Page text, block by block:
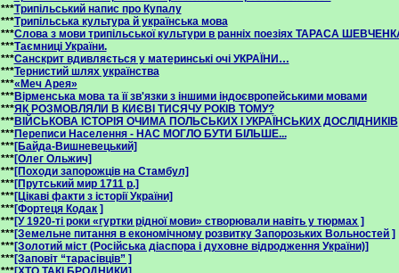
***Трипільський напис про Купалу
***Трипільська культура й українська мова
***Слова з мови трипільської культури в ранніх поезіях ТАРАСА
***Таємниці України.
***Санскрит вдивляється у материнські очі УКРАЇНИ…
***Тернистий шлях українства
***«Меч Арея»
***Вірменська мова та її зв'язки з іншими індоєвропейськими мовами
***ЯК РОЗМОВЛЯЛИ В КИЄВІ ТИСЯЧУ РОКІВ ТОМУ?
***ВIЙСЬКОВА IСТОРIЯ ОЧИМА ПОЛЬСЬКИX I УКРАЇНСЬКИX ДОСЛIДНИКIВ
***Переписи Населення - НАС МОГЛО БУТИ БІЛЬШЕ...
***[Байда-Вишневецький]
***[Олег Ольжич]
***[Походи запорожців на Стамбул]
***[Прутський мир 1711 р.]
***[Цікаві факти з історії України]
***[Фортеця Кодак ]
***[У 1920-тi роки «гуртки рідної мови» створювали навіть у тюрмах ]
***[Земельне питання в економічному розвитку Запорозьких Вольностей ]
***[Золотий міст (Російська діаспора і духовне відродження України)]
***[Заповіт “тарасівців” ]